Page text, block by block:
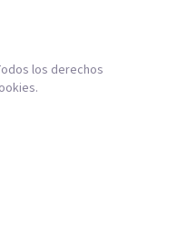
los derechos
.